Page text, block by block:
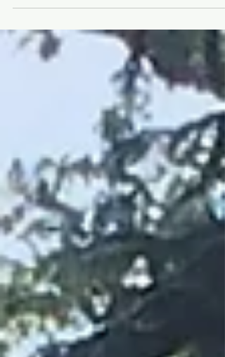
l'ancienne route nationale 20 qui traverse
notre ville, entre Cercottes, au nord et
les Aubrais, au sud. L'affiche rendant
hommage à Michel Guérin, apposée dans
plusieurs panneaux sur le territoire
communal, en juillet 2026 (photo :
Continuons avec Vous pour Saran). Voici un
extrait de la délibération adoptée le conseil
municipal après une minu